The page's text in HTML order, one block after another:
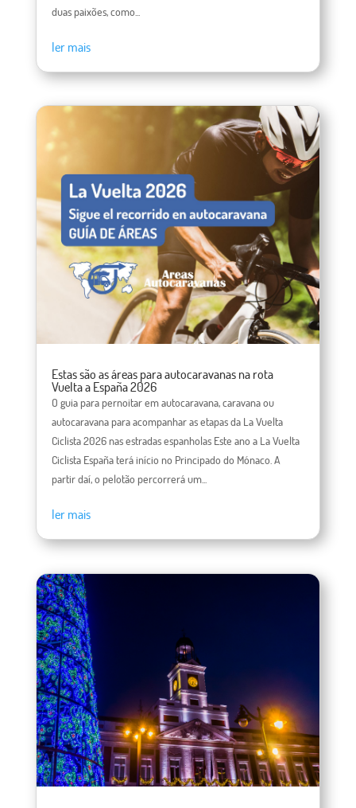
duas paixões, como...
ler mais
Estas são as áreas para autocaravanas na rota
Vuelta a España 2026
O guia para pernoitar em autocaravana, caravana ou
autocaravana para acompanhar as etapas da La Vuelta
Ciclista 2026 nas estradas espanholas Este ano a La Vuelta
Ciclista España terá início no Principado do Mónaco. A
partir daí, o pelotão percorrerá um...
ler mais